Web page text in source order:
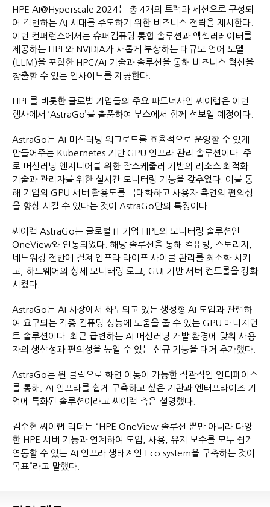
HPE AI@Hyperscale 2024는 총 4개의 트랙과 세션으로 구성되
어 격변하는 AI 시대를 주도하기 위한 비즈니스 전략을 제시한다.
이번 컨퍼런스에서는 슈퍼컴퓨팅 통합 솔루션과 엑셀러레이터를
제공하는 HPE와 NVIDIA가 새롭게 부상하는 대규모 언어 모델
(LLM)을 포함한 HPC/AI 기술과 솔루션을 통해 비즈니스 혁신을
창출할 수 있는 인사이트를 제공한다.
HPE를 비롯한 글로벌 기업들의 주요 파트너사인 씨이랩은 이번
행사에서 ‘AstraGo’를 출품하여 부스에서 함께 선보일 예정이다.
AstraGo는 AI 머신러닝 워크로드를 효율적으로 운영할 수 있게
만들어주는 Kubernetes 기반 GPU 인프라 관리 솔루션이다. 주
로 머신러닝 엔지니어를 위한 잡스케줄러 기반의 리소스 최적화
기술과 관리자를 위한 실시간 모니터링 기능을 갖추었다. 이를 통
해 기업의 GPU 서버 활용도를 극대화하고 사용자 측면의 편의성
을 향상 시킬 수 있다는 것이 AstraGo만의 특징이다.
씨이랩 AstraGo는 글로벌 IT 기업 HPE의 모니터링 솔루션인
OneView와 연동되었다. 해당 솔루션을 통해 컴퓨팅, 스토리지,
네트워킹 전반에 걸쳐 인프라 라이프 사이클 관리를 최소화 시키
고, 하드웨어의 상세 모니터링 로그, GUI 기반 서버 컨트롤을 강화
시켰다.
AstraGo는 AI 시장에서 화두되고 있는 생성형 AI 도입과 관련하
여 요구되는 각종 컴퓨팅 성능에 도움을 줄 수 있는 GPU 매니지먼
트 솔루션이다. 최근 급변하는 AI 머신러닝 개발 환경에 맞춰 사용
자의 생산성과 편의성을 높일 수 있는 신규 기능을 대거 추가했다.
AstraGo는 원 클릭으로 화면 이동이 가능한 직관적인 인터페이스
를 통해, AI 인프라를 쉽게 구축하고 싶은 기관과 엔터프라이즈 기
업에 특화된 솔루션이라고 씨이랩 측은 설명했다.
김수현 씨이랩 리더는 “HPE OneView 솔루션 뿐만 아니라 다양
한 HPE 서버 기능과 연계하여 도입, 사용, 유지 보수를 모두 쉽게
연동할 수 있는 AI 인프라 생태계인 Eco system을 구축하는 것이
목표”라고 말했다.